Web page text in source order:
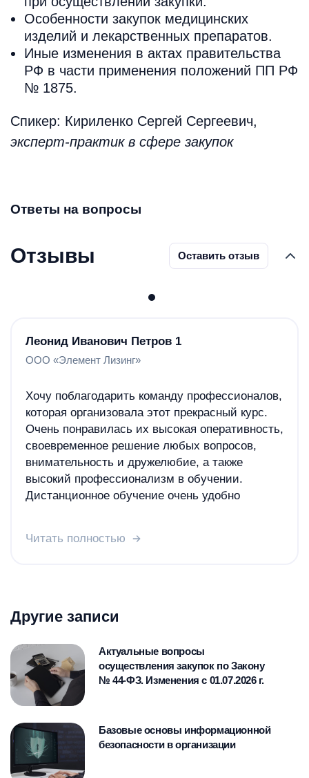
Особенности закупок медицинских
изделий и лекарственных препаратов.
Иные изменения в актах правительства
РФ в части применения положений ПП РФ
№ 1875.
Спикер: Кириленко Сергей Сергеевич,
эксперт-практик в сфере закупок
Ответы на вопросы
Отзывы Оставить отзыв
Леонид Иванович Петров 1
ООО «Элемент Лизинг»
Хочу поблагодарить команду профессионалов,
которая организовала этот прекрасный курс.
Очень понравилась их высокая оперативность,
своевременное решение любых вопросов,
внимательность и дружелюбие, а также
высокий профессионализм в обучении.
Дистанционное обучение очень удобно
усваивается. Большое спасибо за полученные
Читать полностью
Другие записи
Актуальные вопросы
осуществления закупок по Закону
№ 44-ФЗ. Изменения с 01.07.2026 г.
Базовые основы информационной
безопасности в организации